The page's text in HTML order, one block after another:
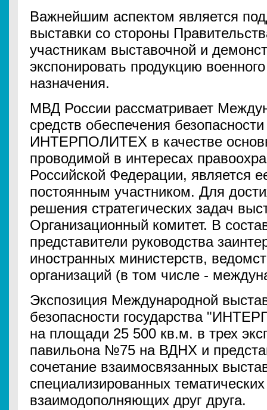
Важнейшим аспектом является
выставки со стороны
участникам выставочной и
экспонировать продукцию
назначения.
МВД России рассматривает
средств обеспечения безопасности
ИНТЕРПОЛИТЕХ в качестве
проводимой в интересах
Российской Федерации, является
постоянным участником. Для
решения стратегических задач
Организационный комитет. В
представители руководства
иностранных министерств,
организаций (в том числе -
Экспозиция Международной
безопасности государства
на площади 25 500 кв.м. в трех
павильона №75 на ВДНХ и
сочетание взаимосвязанных
специализированных
взаимодополняющих друг друга.